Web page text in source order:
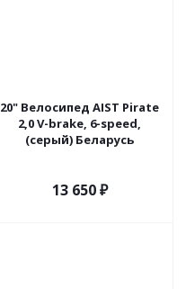
20" Велосипед AIST Pirate
2,0 V-brake, 6-speed,
(серый) Беларусь
13 650₽